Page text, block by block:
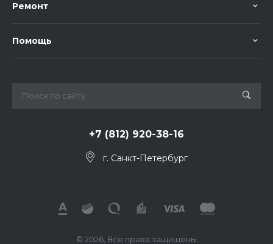
Ремонт
Помощь
+7 (812) 920-38-16
г. Санкт-Петербург
© 2026, Все права защищены